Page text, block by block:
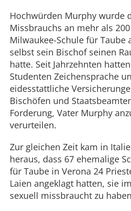
Hochwürden Murphy wurde
Missbrauchs an mehr als
Milwaukee-Schule für Taube
selbst sein Bischof seinen
hatte. Seit Jahrzehnten
Studenten Zeichensprache
eidesstattliche
Bischöfen und
Forderung, Vater Murphy
verurteilen.
Zur gleichen Zeit kam in
heraus, dass 67 ehemalige
für Taube in Verona 24
Laien angeklagt hatten, sie
sexuell missbraucht zu